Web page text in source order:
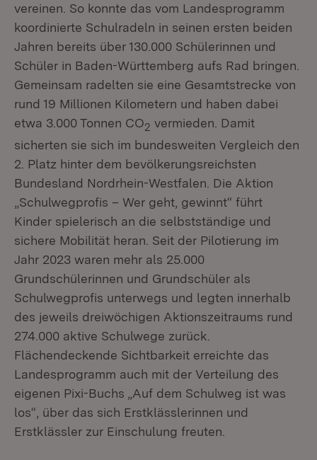
vereinen. So konnte das vom Landesprogramm
koordinierte Schulradeln in seinen ersten beiden
Jahren bereits über 130.000 Schülerinnen und
Schüler in Baden-Württemberg aufs Rad bringen.
Gemeinsam radelten sie eine Gesamtstrecke von
rund 19 Millionen Kilometern und haben dabei
etwa 3.000 Tonnen CO2 vermieden. Damit
sicherten sie sich im bundesweiten Vergleich den
2. Platz hinter dem bevölkerungsreichsten
Bundesland Nordrhein-Westfalen. Die Aktion
„Schulwegprofis – Wer geht, gewinnt“ führt
Kinder spielerisch an die selbstständige und
sichere Mobilität heran. Seit der Pilotierung im
Jahr 2023 waren mehr als 25.000
Grundschülerinnen und Grundschüler als
Schulwegprofis unterwegs und legten innerhalb
des jeweils dreiwöchigen Aktionszeitraums rund
274.000 aktive Schulwege zurück.
Flächendeckende Sichtbarkeit erreichte das
Landesprogramm auch mit der Verteilung des
eigenen Pixi-Buchs „Auf dem Schulweg ist was
los“, über das sich Erstklässlerinnen und
Erstklässler zur Einschulung freuten.